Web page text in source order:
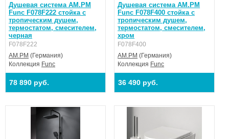
Душевая система AM.PM
Func F078F222 стойка с
тропическим душем,
термостатом, смесителем,
черная
F078F222
AM.PM (Германия)
Коллекция Func
78 890 руб.
Душевая система AM.PM
Func F078F400 стойка с
тропическим душем,
термостатом, смесителем,
хром
F078F400
AM.PM (Германия)
Коллекция Func
36 490 руб.